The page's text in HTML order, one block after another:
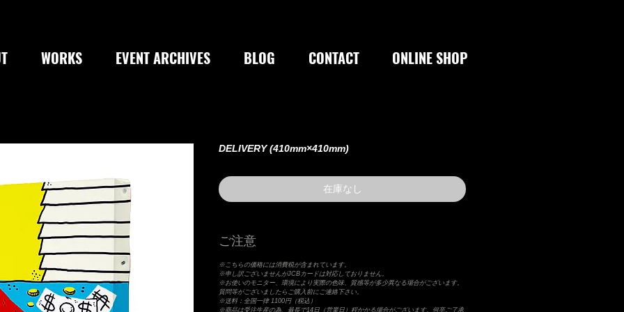
WORKS EVENT ARCHIVES BLOG CONTACT ONLINE SHOP
DELIVERY (410mm×410mm)
在庫なし
ご注意
※こちらの価格には消費税が含まれています。
※申し訳ございませんがJCBカードは対応しておりません。
※お使いのモニター、環境により実際の色味、質感等が多少異なる場合がございます。
質問等がございましたらご購入前にご連絡下さい。
※送料：全国一律 1100円（税込）
※商品は受注生産の為、最長で14日（営業日）程かかる場合がございます。何卒ご了承